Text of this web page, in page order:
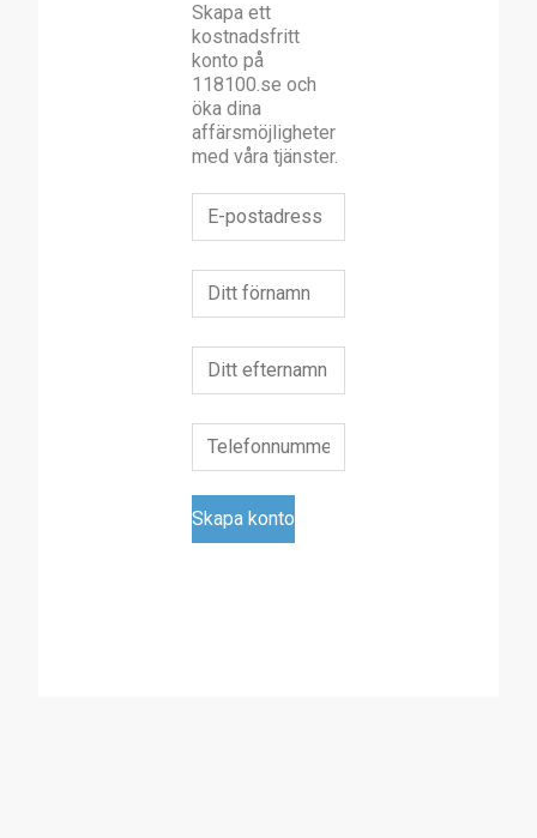
Skapa ett
kostnadsfritt
konto på
118100.se och
öka dina
affärsmöjligheter
med våra tjänster.